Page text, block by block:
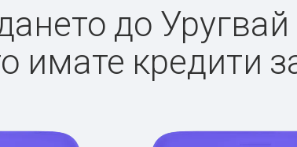
до
имате кредити